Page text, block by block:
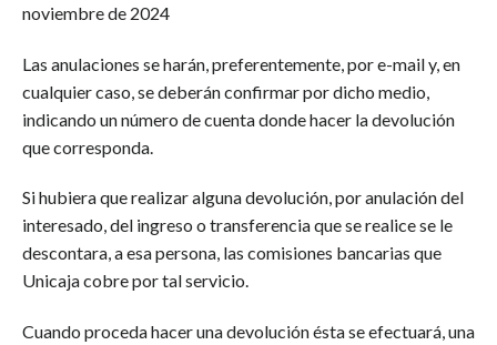
noviembre de 2024
Las anulaciones se harán, preferentemente, por e-mail y, en
cualquier caso, se deberán confirmar por dicho medio,
indicando un número de cuenta donde hacer la devolución
que corresponda.
Si hubiera que realizar alguna devolución, por anulación del
interesado, del ingreso o transferencia que se realice se le
descontara, a esa persona, las comisiones bancarias que
Unicaja cobre por tal servicio.
Cuando proceda hacer una devolución ésta se efectuará, una